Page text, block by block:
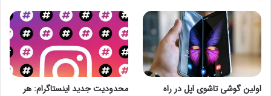
Vibes
Arabic
Lateef
Changa
امیدواریم این مقاله آموزشی برایتان مفید بوده باشد. اگر درباره‌ی
اولین گوشی تاشوی اپل در راه
محدودیت جدید اینستاگرام: هر